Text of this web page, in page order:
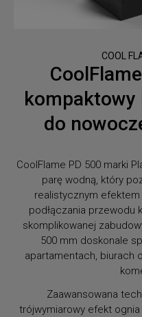
COOL
kompaktowy
do
CoolFlame PD 500 marki
parę wodną, który
realistycznym
podłączania przewodu
skomplikowanej
500 mm doskonale
apartamentach, biurach
Zaawansowana
trójwymiarowy efekt